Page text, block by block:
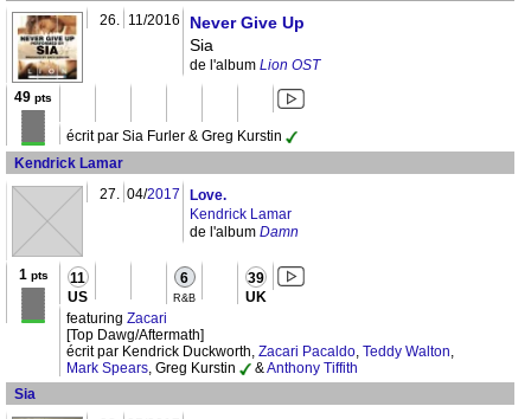
26. 11/2016
Never Give Up
Sia
de l'album Lion OST
49 pts
écrit par Sia Furler & Greg Kurstin
Kendrick Lamar
27. 04/2017
Love.
Kendrick Lamar
de l'album Damn
1 pts 11
US
6
R&B
39
UK
featuring Zacari
[Top Dawg/Aftermath]
écrit par Kendrick Duckworth, Zacari Pacaldo, Teddy Walton,
Mark Spears, Greg Kurstin &Anthony Tiffith
Sia